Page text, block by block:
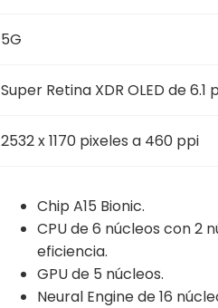
5G
Super Retina XDR OLED de
2532 x 1170 pixeles a 460 ppi
Chip A15 Bionic.
CPU de 6 núcleos con 2
eficiencia.
GPU de 5 núcleos.
Neural Engine de 16